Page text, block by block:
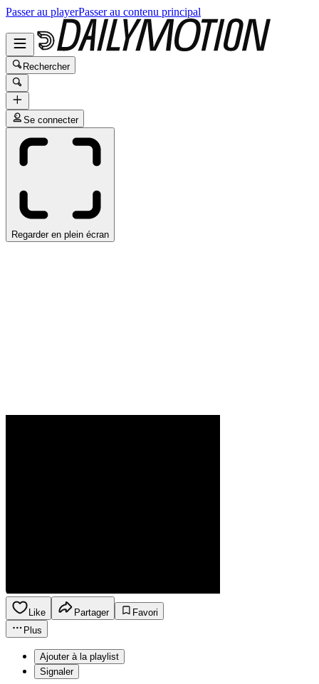
Passer au playerPasser au contenu principal
Rechercher
Se connecter
Regarder en plein écran
Like Partager
Favori
Plus
Ajouter à la playlist
Signaler